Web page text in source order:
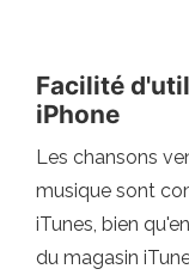
Facilité
iPhone
Les chansons
musique sont
iTunes, bien
du magasin